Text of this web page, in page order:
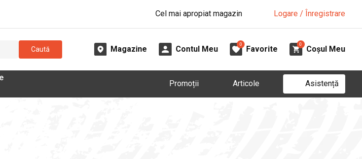
Cel mai apropiat magazin Logare / Înregistrare
Caută Magazine Contul Meu
0
Favorite
0
Coșul Meu
Promoții Articole Asistență